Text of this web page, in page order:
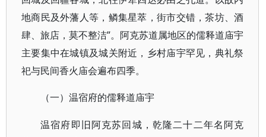
地商民及外藩人等，鳞集星萃，街市交错，茶坊、酒
肆、旅店，莫不整洁”。阿克苏道属地区的儒释道庙宇
主要集中在城镇及城关附近，乡村庙宇罕见，典礼祭
祀与民间香火庙会遍布四季。
（一）温宿府的儒释道庙宇
温宿府即旧阿克苏回城，乾隆二十二年名阿克